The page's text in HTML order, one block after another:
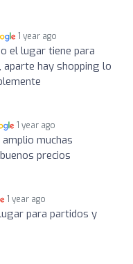
1 year ago
el lugar tiene para
aparte hay shopping lo
1 year ago
muchas
precios
1 year ago
para partidos y